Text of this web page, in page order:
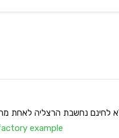
נחשבת הרצליה לאחת
example